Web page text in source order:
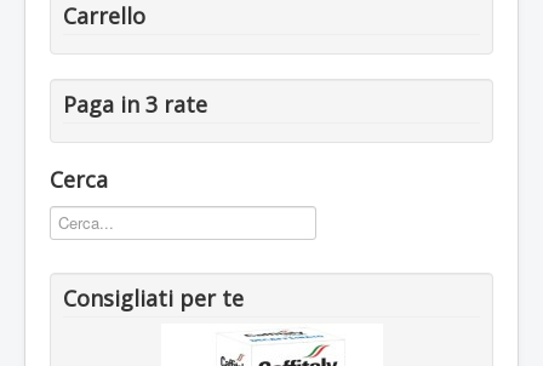
Carrello
Paga in 3 rate
Cerca
Consigliati per te